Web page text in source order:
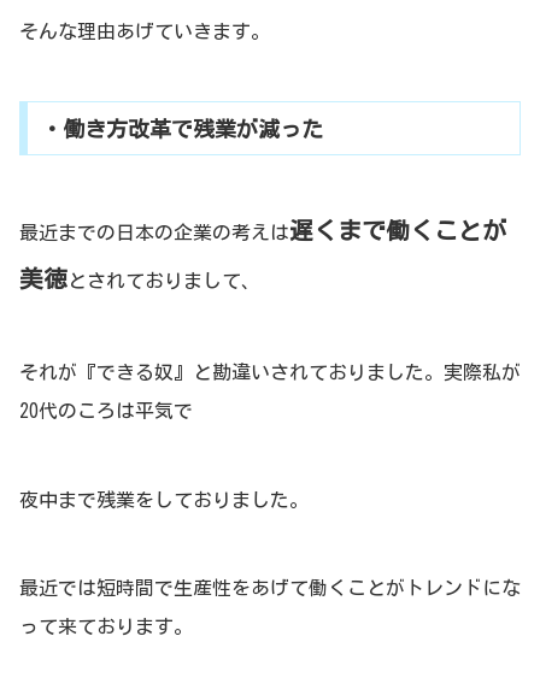
そんな理由あげていきます。
・働き方改革で残業が減った
最近までの日本の企業の考えは遅くまで働くことが
美徳とされておりまして、
それが『できる奴』と勘違いされておりました。実際私が
20代のころは平気で
夜中まで残業をしておりました。
最近では短時間で生産性をあげて働くことがトレンドにな
って来ております。